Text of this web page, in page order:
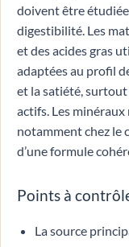
doivent être
digestibilité. Les
et des acides gras
adaptées au profil
et la satiété,
actifs. Les
notamment chez le
d’une formule
Points à
La source